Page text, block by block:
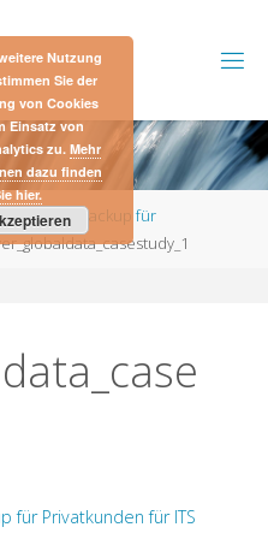
Online-Backup für
für Privatkunden für ITS
Nutzung
Sie der
von Cookies
Einsatz von
zu.Mehr
dazu finden
hier.